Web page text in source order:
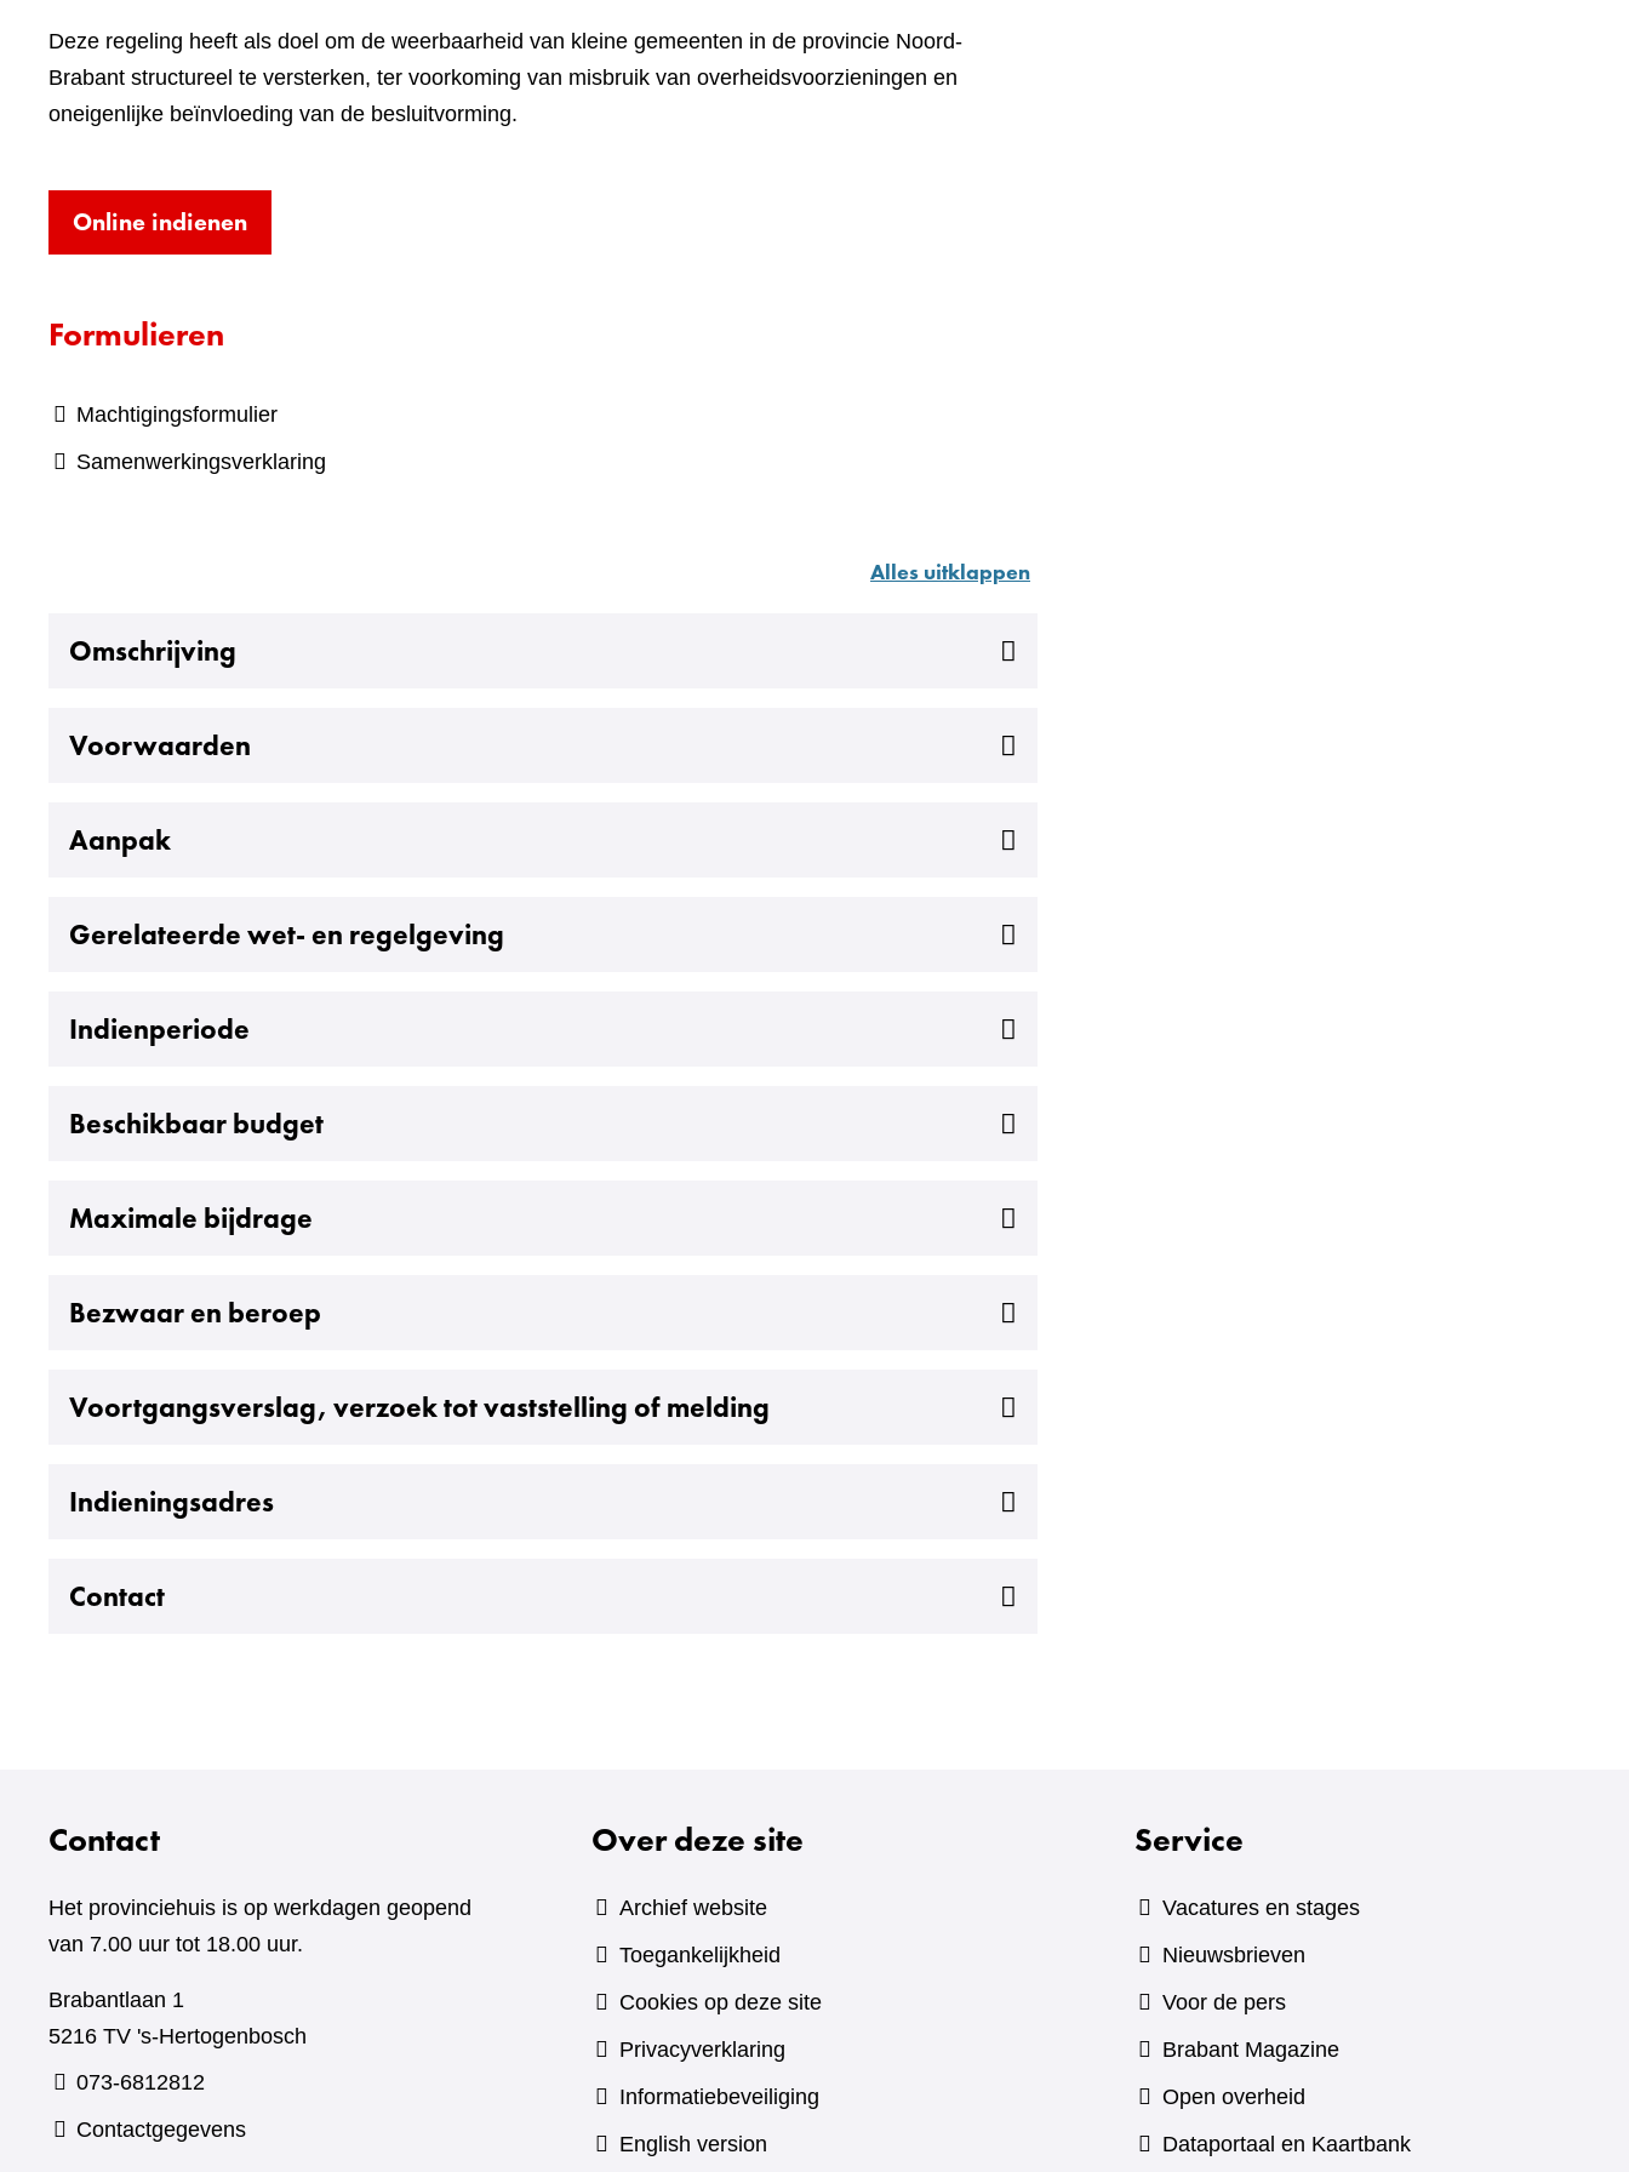
Deze regeling heeft als doel om de weerbaarheid van kleine gemeenten in de provincie Noord-
Brabant structureel te versterken, ter voorkoming van misbruik van overheidsvoorzieningen en
oneigenlijke beïnvloeding van de besluitvorming.
Online indienen(verwijst
naar
Formulieren
Machtigingsformulier
Samenwerkingsverklaring
Alles uitklappen
Omschrijving
Uitklappen
Voorwaarden
Uitklappen
Aanpak
Uitklappen
Gerelateerde wet- en regelgeving
Uitklappen
Indienperiode
Uitklappen
Beschikbaar budget
Uitklappen
Maximale bijdrage
Uitklappen
Bezwaar en beroep
Uitklappen
Voortgangsverslag, verzoek tot vaststelling of melding
Uitklappen
Indieningsadres
Uitklappen
Contact
Uitklappen
Contact
Het provinciehuis is op werkdagen geopend
van 7.00 uur tot 18.00 uur.
Brabantlaan 1
5216 TV 's-Hertogenbosch
073-6812812
Contactgegevens
Over deze site
Archief website
Toegankelijkheid
Cookies op deze site
Privacyverklaring
Informatiebeveiliging
English version
Service
Vacatures en stages
Nieuwsbrieven
Voor de pers
Brabant Magazine(verwijst
andere
Open overheid
Dataportaal en Kaartbank(verwijst